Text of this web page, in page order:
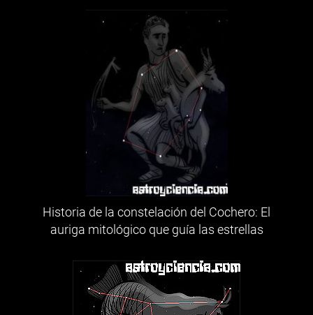
Historia de la constelación del Cochero: El
auriga mitológico que guía las estrellas